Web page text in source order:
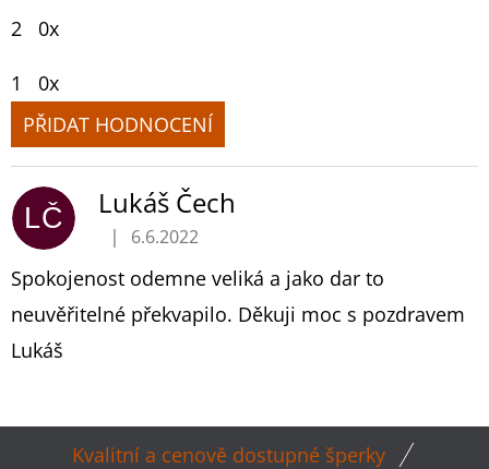
2 0x
1
0x
PŘIDAT HODNOCENÍ
V
Ý
P
I
S
H
O
D
LČ Lukáš Čech
Hodnocení produktu je 5 z 5 hvězdiček.
| 6.6.2022
Spokojenost odemne veliká a jako dar to
neuvěřitelné překvapilo. Děkuji moc s pozdravem
Lukáš
Kvalitní a cenově dostupné šperky